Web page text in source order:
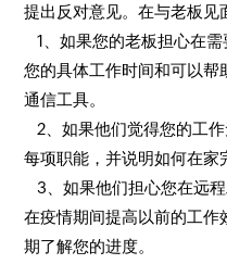
提出反对意见。在与老板见
1、如果您的老板担心在
您的具体工作时间和可以
通信工具。
2、如果他们觉得您的工
每项职能，并说明如何在家
3、如果他们担心您在远
在疫情期间提高以前的工作
期了解您的进度。